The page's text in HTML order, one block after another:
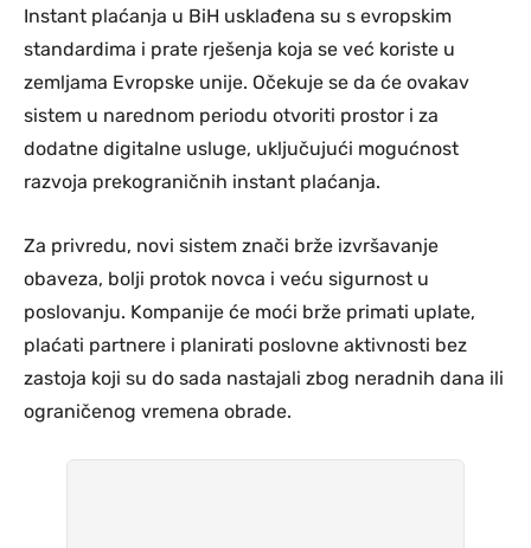
Instant plaćanja u BiH usklađena su s evropskim
standardima i prate rješenja koja se već koriste u
zemljama Evropske unije. Očekuje se da će ovakav
sistem u narednom periodu otvoriti prostor i za
dodatne digitalne usluge, uključujući mogućnost
razvoja prekograničnih instant plaćanja.
Za privredu, novi sistem znači brže izvršavanje
obaveza, bolji protok novca i veću sigurnost u
poslovanju. Kompanije će moći brže primati uplate,
plaćati partnere i planirati poslovne aktivnosti bez
zastoja koji su do sada nastajali zbog neradnih dana ili
ograničenog vremena obrade.